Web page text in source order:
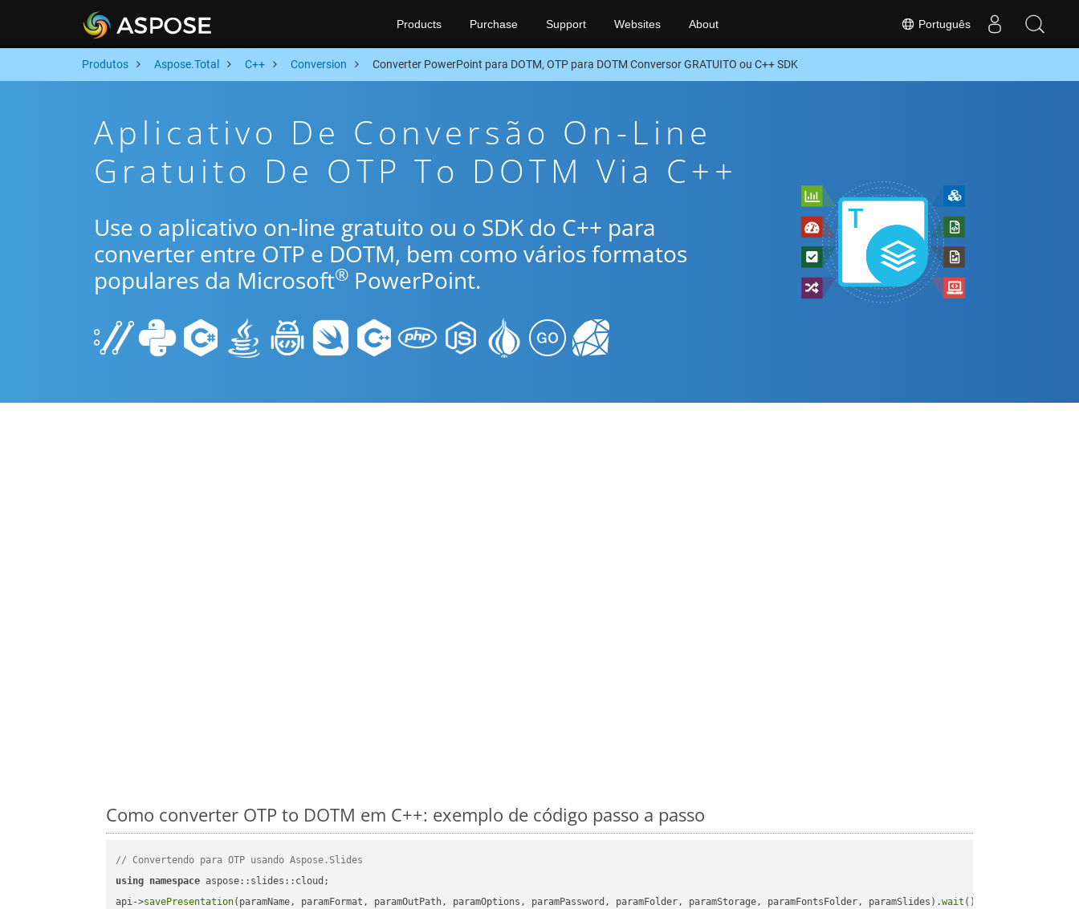
Português
Products Purchase Support Websites About
Produtos Aspose.Total C++ Conversion Converter PowerPoint para DOTM, OTP para DOTM Conversor GRATUITO ou C++ SDK
Aplicativo De Conversão On-Line
Gratuito De OTP To DOTM Via C++
Use o aplicativo on-line gratuito ou o SDK do C++ para
converter entre OTP e DOTM, bem como vários formatos
populares da Microsoft® PowerPoint.
Como converter OTP to DOTM em C++: exemplo de código passo a passo
// Convertendo para OTP usando Aspose.Slides
using namespace aspose::slides::cloud;
api->savePresentation(paramName, paramFormat, paramOutPath, paramOptions, paramPassword, paramFolder, paramStorage, paramFontsFolder, paramSlides).wait ();